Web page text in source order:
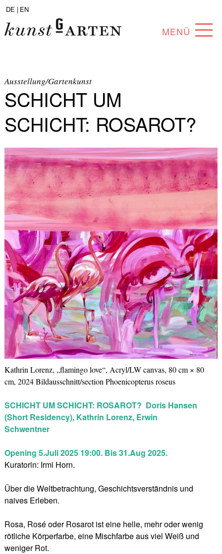
DE | EN
MENÜ
ABOUT
SAMMLUNG
KÜNSTLER*INNEN
PARTNER*INNEN
ANGEBOTE
Ausstellung/Gartenkunst
SCHICHT UM
SCHICHT: ROSAROT?
Kathrin Lorenz, „flamingo love“, Acryl/LW canvas, 80 cm × 80
cm, 2024 Bildausschnitt/section Phoenicopterus roseus
SCHICHT UM SCHICHT: ROSAROT? Doris Hansen
(Short Residency), Kathrin Lorenz, Erwin
Schwentner
Opening 5.Juli 2025 19:00. Bis 31.Aug 2025.
Kuratorin: Irmi Horn.
Über die Weltbetrachtung, Geschichtsverständnis und
naives Erleben.
Rosa, Rosé oder Rosarot ist eine helle, mehr oder wenig
rötliche Körperfarbe, eine Mischfarbe aus viel Weiß und
weniger Rot.